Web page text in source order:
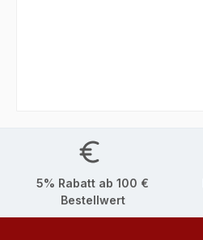
5% Rabatt ab 100 €
Bestellwert